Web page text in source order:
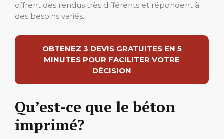
offrent des rendus très différents et répondent à
des besoins variés.
OBTENEZ 3 DEVIS GRATUITES EN 5
MINUTES POUR FACILITER VOTRE
DÉCISION
Qu’est-ce que le béton
imprimé?